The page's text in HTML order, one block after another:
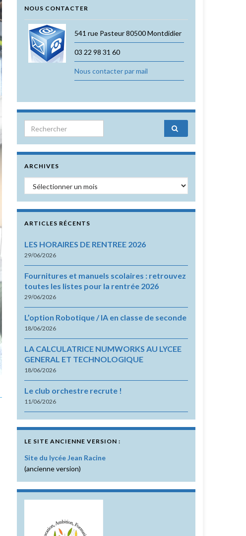
NOUS CONTACTER
541 rue Pasteur 80500 Montdidier
03 22 98 31 60
Nous contacter par mail
Search for:
ARCHIVES
Archives
ARTICLES RÉCENTS
LES HORAIRES DE RENTREE 2026
29/06/2026
Fournitures et manuels scolaires : retrouvez
toutes les listes pour la rentrée 2026
29/06/2026
L’option Robotique / IA en classe de seconde
18/06/2026
LA CALCULATRICE NUMWORKS AU LYCEE
GENERAL ET TECHNOLOGIQUE
18/06/2026
Le club orchestre recrute !
11/06/2026
LE SITE ANCIENNE VERSION :
Site du lycée Jean Racine
(ancienne version)